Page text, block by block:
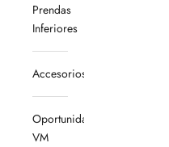
Prendas
Inferiores
Accesorios
Oportunidades
VM